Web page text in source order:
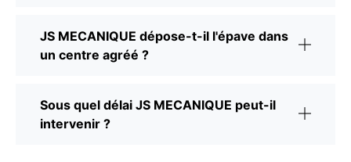
JS MECANIQUE dépose-t-il l'épave dans
un centre agréé ?
Sous quel délai JS MECANIQUE peut-il
intervenir ?